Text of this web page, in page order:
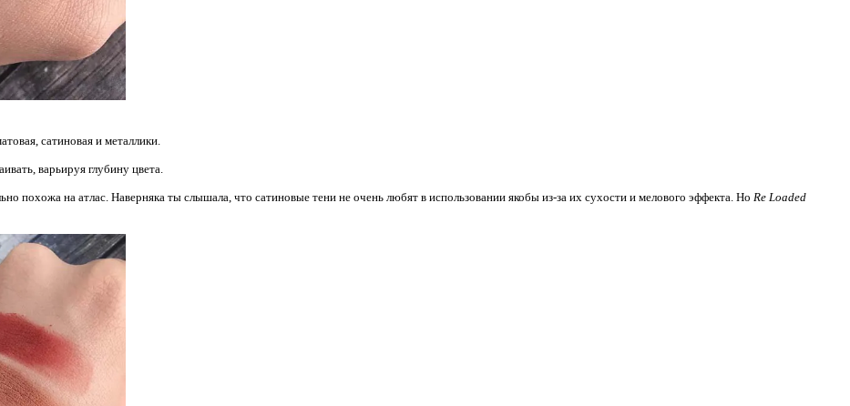
сатиновая и металлики.
варьируя глубину цвета.
похожа на атлас. Наверняка ты слышала, что сатиновые тени не очень любят в использовании якобы из-за их сухости и мелового эффекта. Но Re Loaded